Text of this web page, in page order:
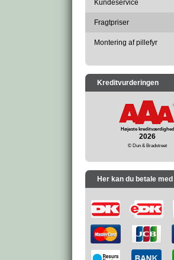
Kundeservice
Fragtpriser
Montering af pillefyr
Kreditvurderingen
Højeste kreditværdighed
2026
© Dun & Bradstreet
Her kan du betale med